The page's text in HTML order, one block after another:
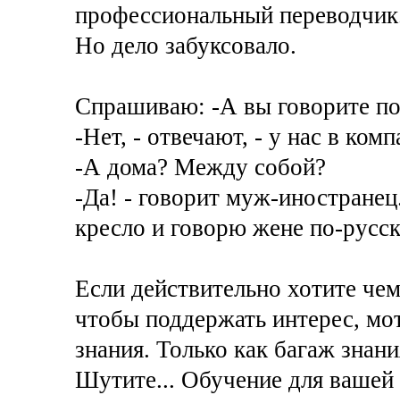
профессиональный
Но дело забуксовало.
Спрашиваю: -А вы говорите
-Нет, - отвечают, - у нас в
-А дома? Между собой?
-Да! - говорит муж-
кресло и говорю жене по-
Если действительно хотите
чтобы поддержать интерес,
знания. Только как багаж
Шутите... Обучение для вашей